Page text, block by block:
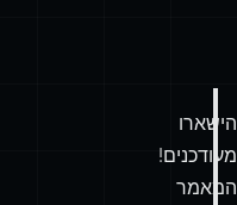
הישארו
מעודכנים!
המאמר